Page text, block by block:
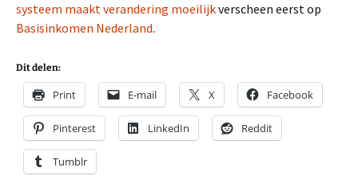
systeem maakt verandering moeilijkverscheen eerst op
Basisinkomen Nederland.
Dit delen:
Print E-mail X Facebook
Pinterest LinkedIn Reddit
Tumblr